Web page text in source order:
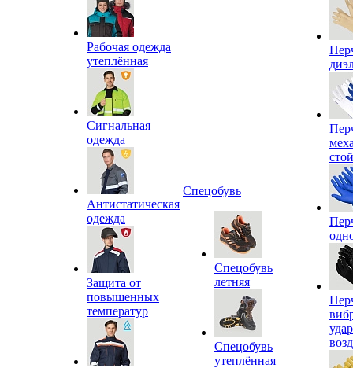
Рабочая одежда
утеплённая
Сигнальная
одежда
Антистатическая
одежда
Защита от
повышенных
температур
Спецобувь
Спецобувь
летняя
Спецобувь
утеплённая